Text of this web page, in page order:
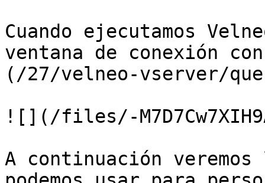
Cuando ejecutamos
ventana de conexión
(/27/velneo-vserver/
![](/files/-
A continuación